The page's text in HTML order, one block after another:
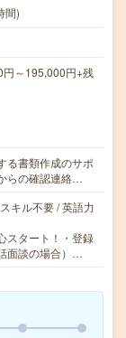
間)
～195,000円+残
る書類作成のサポ
らの確認連絡…
キル不要 / 英語力
スタート！・登録
面談の場合）…